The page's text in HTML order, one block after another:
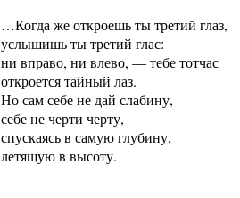
…Когда же откроешь ты третий глаз,
услышишь ты третий глас:
ни вправо, ни влево, — тебе тотчас
откроется тайный лаз.
Но сам себе не дай слабину,
себе не черти черту,
спускаясь в самую глубину,
летящую в высоту.